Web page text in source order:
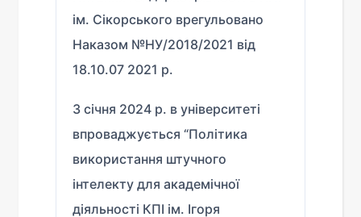
ім. Сікорського врегульовано
Наказом №НУ/2018/2021 від
18.10.07 2021 р.
З січня 2024 р. в університеті
впроваджується “Політика
використання штучного
інтелекту для академічної
діяльності КПІ ім. Ігоря